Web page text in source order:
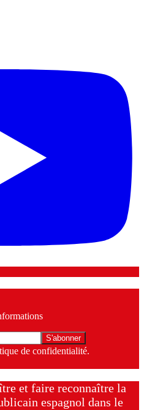
de confidentialité.
et faire reconnaître la
espagnol dans le